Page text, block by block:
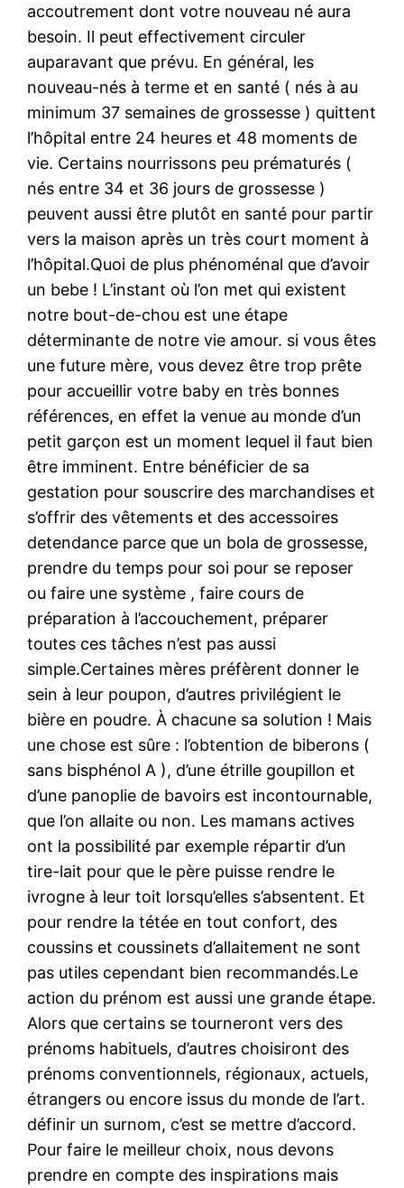
accoutrement dont votre nouveau né aura
besoin. Il peut effectivement circuler
auparavant que prévu. En général, les
nouveau-nés à terme et en santé ( nés à au
minimum 37 semaines de grossesse ) quittent
l’hôpital entre 24 heures et 48 moments de
vie. Certains nourrissons peu prématurés (
nés entre 34 et 36 jours de grossesse )
peuvent aussi être plutôt en santé pour partir
vers la maison après un très court moment à
l’hôpital.Quoi de plus phénoménal que d’avoir
un bebe ! L’instant où l’on met qui existent
notre bout-de-chou est une étape
déterminante de notre vie amour. si vous êtes
une future mère, vous devez être trop prête
pour accueillir votre baby en très bonnes
références, en effet la venue au monde d’un
petit garçon est un moment lequel il faut bien
être imminent. Entre bénéficier de sa
gestation pour souscrire des marchandises et
s’offrir des vêtements et des accessoires
detendance parce que un bola de grossesse,
prendre du temps pour soi pour se reposer
ou faire une système , faire cours de
préparation à l’accouchement, préparer
toutes ces tâches n’est pas aussi
simple.Certaines mères préfèrent donner le
sein à leur poupon, d’autres privilégient le
bière en poudre. À chacune sa solution ! Mais
une chose est sûre : l’obtention de biberons (
sans bisphénol A ), d’une étrille goupillon et
d’une panoplie de bavoirs est incontournable,
que l’on allaite ou non. Les mamans actives
ont la possibilité par exemple répartir d’un
tire-lait pour que le père puisse rendre le
ivrogne à leur toit lorsqu’elles s’absentent. Et
pour rendre la tétée en tout confort, des
coussins et coussinets d’allaitement ne sont
pas utiles cependant bien recommandés.Le
action du prénom est aussi une grande étape.
Alors que certains se tourneront vers des
prénoms habituels, d’autres choisiront des
prénoms conventionnels, régionaux, actuels,
étrangers ou encore issus du monde de l’art.
définir un surnom, c’est se mettre d’accord.
Pour faire le meilleur choix, nous devons
prendre en compte des inspirations mais